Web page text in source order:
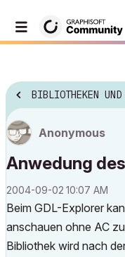
BIBLIOTHEKEN UND
Anonymous
Anwedung des
‎2004-09-02 10:07 AM
Beim GDL-Explorer
anschauen ohne AC
Bibliothek wird nach